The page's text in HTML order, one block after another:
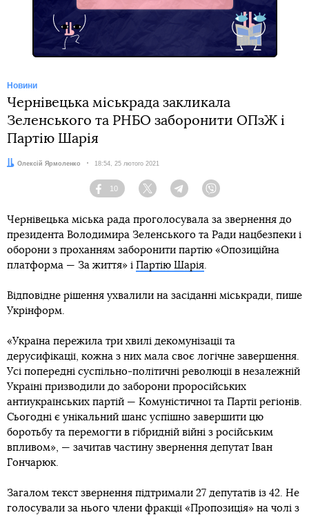
Новини
Чернівецька міськрада закликала
Зеленського та РНБО заборонити ОПзЖ і
Партію Шарія
Автор:
Олексій Ярмоленко Дата:
18:54, 25 лютого 2021
Facebook
10
Twitter TelegramViber
Чернівецька міська рада проголосувала за звернення до
президента Володимира Зеленського та Ради нацбезпеки і
оборони з проханням заборонити партію «Опозиційна
платформа — За життя» і Партію Шарія
Відповідне рішення ухвалили на засіданні міськради, пише
Укрінформ.
«Україна пережила три хвилі декомунізації та
дерусифікації, кожна з них мала своє логічне завершення.
Усі попередні суспільно-політичні революції в незалежній
Україні призводили до заборони проросійських
антиукраїнських партій — Комуністичної та Партії регіонів.
Сьогодні є унікальний шанс успішно завершити цю
боротьбу та перемогти в гібридній війні з російським
впливом», — зачитав частину звернення депутат Іван
Гончарюк.
Загалом текст звернення підтримали 27 депутатів із 42. Не
голосували за нього члени фракції «Пропозиція» на чолі з